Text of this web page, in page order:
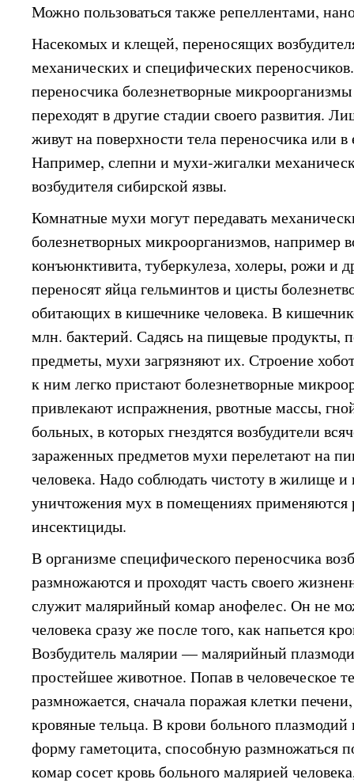
Можно пользоваться также репеллентами,
Насекомых и клещей, переносящих
механических и специфических
переносчика болезнетворные
переходят в другие стадии своего развития.
живут на поверхности тела переносчика или в
Например, слепни и мухи-жигалки
возбудителя сибирской язвы.
Комнатные мухи могут передавать
болезнетворных микроорганизмов, например
конъюнктивита, туберкулеза, холеры, рожи и
переносят яйца гельминтов и цисты
обитающих в кишечнике человека. В
млн. бактерий. Садясь на пищевые продукты,
предметы, мухи загрязняют их. Строение
к ним легко пристают болезнетворные
привлекают испражнения, рвотные массы,
больных, в которых гнездятся возбудители
зараженных предметов мухи перелетают на
человека. Надо соблюдать чистоту в жилище и
уничтожения мух в помещениях применяются
инсектициды.
В организме специфического переносчика
размножаются и проходят часть своего
служит малярийный комар анофелес. Он не
человека сразу же после того, как напьется
Возбудитель малярии — малярийный
простейшее животное. Попав в человеческое
размножается, сначала поражая клетки
кровяные тельца. В крови больного
форму гаметоцита, способную размножаться
комар сосет кровь больного малярией